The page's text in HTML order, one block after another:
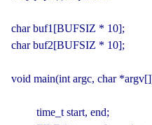
char buf1[BUFSIZ * 10];
char buf2[BUFSIZ * 10];
void main(int argc, char
         time_t start, end;